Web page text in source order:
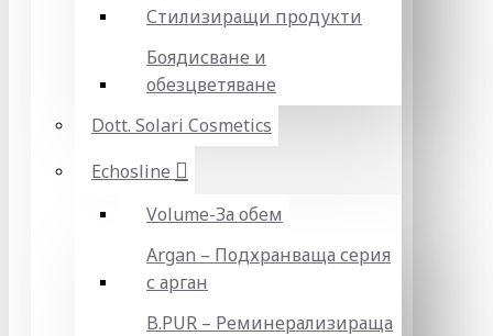
Стилизиращи продукти
Боядисване и
обезцветяване
Dott. Solari Cosmetics
Echosline
Volume-За обем
Argan – Подхранваща серия
с арган
B.PUR – Реминерализираща